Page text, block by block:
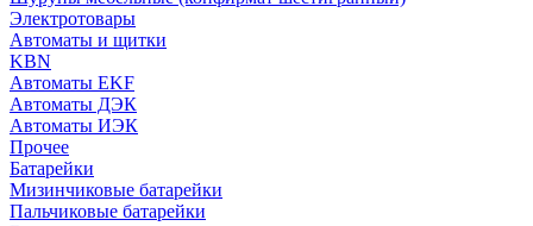
Электротовары
Автоматы и щитки
KBN
Автоматы EKF
Автоматы ДЭК
Автоматы ИЭК
Прочее
Батарейки
Мизинчиковые батарейки
Пальчиковые батарейки